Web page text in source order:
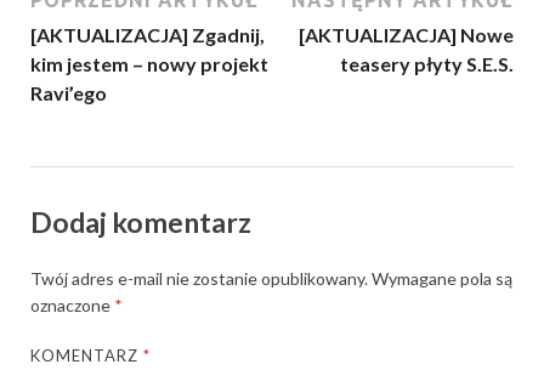
[AKTUALIZACJA] Zgadnij,
kim jestem – nowy projekt
Ravi’ego
[AKTUALIZACJA] Nowe
teasery płyty S.E.S.
Dodaj komentarz
Twój adres e-mail nie zostanie opublikowany.Wymagane pola są
oznaczone *
KOMENTARZ*